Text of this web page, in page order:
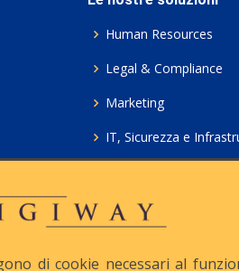
Human Resources
Legal & Compliance
Marketing
IT, Sicurezza e
Consulenza ICT e
di cookie necessari al